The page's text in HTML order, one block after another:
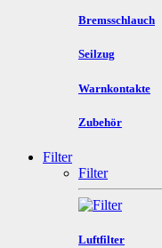
Bremsschlauch
Seilzug
Warnkontakte
Zubehör
Filter
Filter
Luftfilter